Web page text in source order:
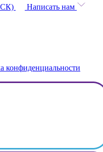
Написать нам
конфиденциальности